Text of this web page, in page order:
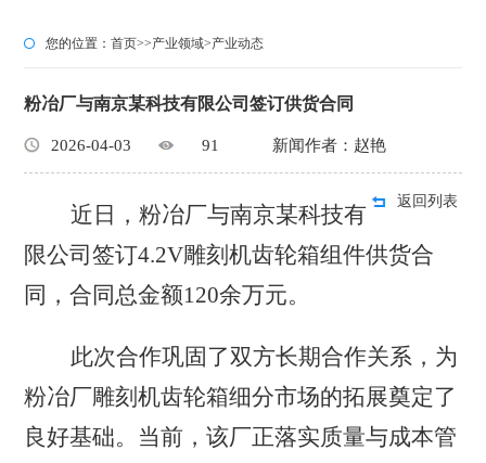
您的位置：首页>>产业领域>产业动态
粉冶厂与南京某科技有限公司签订供货合同
2026-04-03 91 新闻作者：赵艳
返回列表
近日，粉冶厂与南京某科技有
限公司签订4.2V雕刻机齿轮箱组件供货合
同，合同总金额120余万元。
此次合作巩固了双方长期合作关系，为
粉冶厂雕刻机齿轮箱细分市场的拓展奠定了
良好基础。当前，该厂正落实质量与成本管